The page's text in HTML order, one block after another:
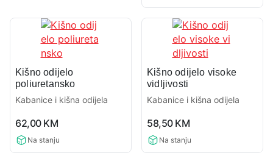
Kišno odijelo
poliuretansko
Kabanice i kišna odijela
rating
62,00 KM
Na stanju
Kišno odijelo visoke
vidljivosti
Kabanice i kišna odijela
rating
58,50 KM
Na stanju